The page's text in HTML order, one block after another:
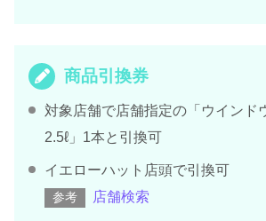
商品引換券
対象店舗で店舗指定の「ウインド
2.5ℓ」1本と引換可
イエローハット店頭で引換可
参考 店舗検索